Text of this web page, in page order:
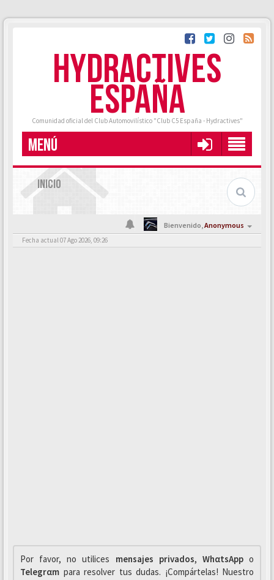
HYDRACTIVES
ESPAÑA
Comunidad oficial del Club Automovilístico "Club C5 España - Hydractives"
MENÚ
INICIO
Bienvenido,Anonymous
Fecha actual 07 Ago 2026, 09:26
Por favor, no utilices mensajes privados, WhαtsAppo
Telegrαm para resolver tus dudas. ¡Compártelas! Nuestro